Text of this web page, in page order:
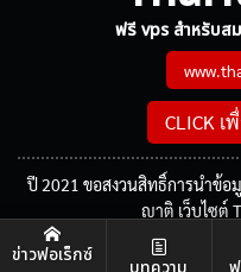
ฟรี vps สำหรับสม
CLICK เ
ปี 2021 ขอสงวนสิทธิ์การนำข้อ
ญาติ เว็บไซต์
ข่าวฟอเร็กซ์